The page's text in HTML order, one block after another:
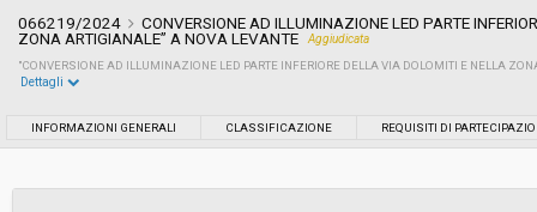
066219/2024
CONVERSIONE AD ILLUMINAZIONE LED PARTE
ZONA ARTIGIANALE” A NOVA LEVANTE
Aggiudicata
"CONVERSIONE AD ILLUMINAZIONE LED PARTE INFERIORE DELLA VIA DOLOMITI E NELLA
Dettagli
INFORMAZIONI GENERALI CLASSIFICAZIONE REQUISITI DI